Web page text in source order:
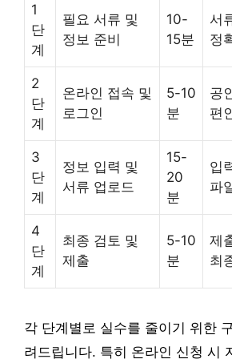
1
단
계
필요 서류 및
정보 준비
10-
15분
서
정
2
단
계
온라인 접속 및
로그인
5-10
분
공
편
3
단
계
정보 입력 및
서류 업로드
15-
20
분
입
파
4
단
계
최종 검토 및
제출
5-10
분
제
최
각 단계별로 실수를 줄이기 위한
려드립니다. 특히 온라인 신청 시